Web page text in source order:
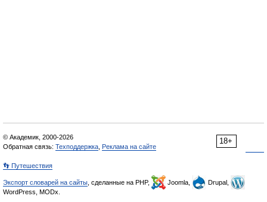
18+
© Академик, 2000-2026
Обратная связь: Техподдержка Реклама на сайте
👣 Путешествия
Экспорт словарей на сайты , сделанные на PHP, Joomla,
Drupal,
WordPress, MODx.